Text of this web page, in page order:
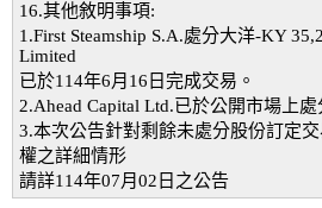
16.其他敘明事項:
1.First Steamship S.A.處分大洋-KY
Limited
已於114年6月16日完成交易。
2.Ahead Capital Ltd.已於公開市場上
3.本次公告針對剩餘未處分股份訂定
權之詳細情形
請詳114年07月02日之公告